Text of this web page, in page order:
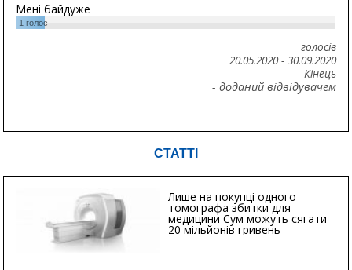
Мені байдуже
1 голос
голосів
20.05.2020- 30.09.2020
Кінець
- доданий відвідувачем
СТАТТІ
Лише на покупці одного
томографа збитки для
медицини Сум можуть сягати
20 мільйонів гривень